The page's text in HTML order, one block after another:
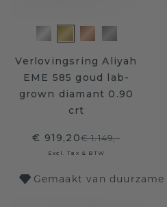
Verlovingsring Aliyah
EME 585 goud lab-
grown diamant 0.90
crt
€ 919,20€ 1.149,-
Excl. Tax & BTW
Gemaakt van